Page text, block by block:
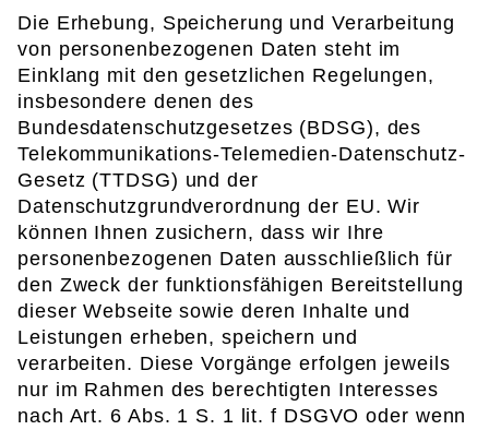
Die Erhebung, Speicherung und Verarbeitung
von personenbezogenen Daten steht im
Einklang mit den gesetzlichen Regelungen,
insbesondere denen des
Bundesdatenschutzgesetzes (BDSG), des
Telekommunikations-Telemedien-Datenschutz-
Gesetz (TTDSG) und der
Datenschutzgrundverordnung der EU. Wir
können Ihnen zusichern, dass wir Ihre
personenbezogenen Daten ausschließlich für
den Zweck der funktionsfähigen Bereitstellung
dieser Webseite sowie deren Inhalte und
Leistungen erheben, speichern und
verarbeiten. Diese Vorgänge erfolgen jeweils
nur im Rahmen des berechtigten Interesses
nach Art. 6 Abs. 1 S. 1 lit. f DSGVO oder wenn